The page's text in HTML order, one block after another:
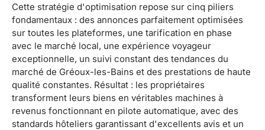
Cette stratégie d'optimisation repose sur cinq piliers
fondamentaux : des annonces parfaitement optimisées
sur toutes les plateformes, une tarification en phase
avec le marché local, une expérience voyageur
exceptionnelle, un suivi constant des tendances du
marché de Gréoux-les-Bains et des prestations de haute
qualité constantes. Résultat : les propriétaires
transforment leurs biens en véritables machines à
revenus fonctionnant en pilote automatique, avec des
standards hôteliers garantissant d'excellents avis et un